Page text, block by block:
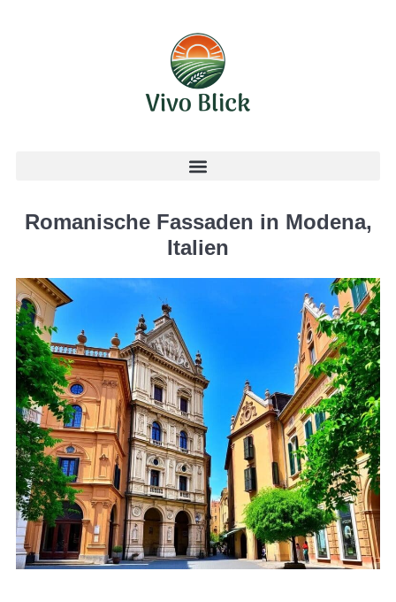
Romanische Fassaden in Modena,
Italien